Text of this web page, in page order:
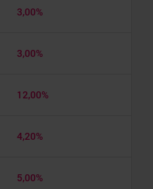
3,00%
3,00%
12,00%
4,20%
5,00%